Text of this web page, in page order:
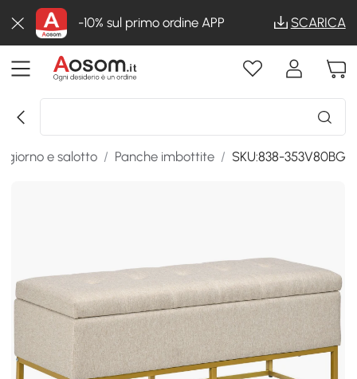
-10% sul primo ordine APP SCARICA
e salotto / Panche imbottite / SKU:838-353V80BG